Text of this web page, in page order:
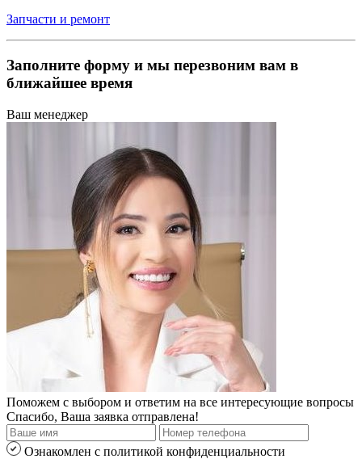
Запчасти и ремонт
Заполните форму и мы перезвоним вам в
ближайшее время
Ваш менеджер
Поможем с выбором и ответим на все интересующие вопросы
Спасибо, Ваша заявка отправлена!
Ознакомлен с политикой конфиденциальности